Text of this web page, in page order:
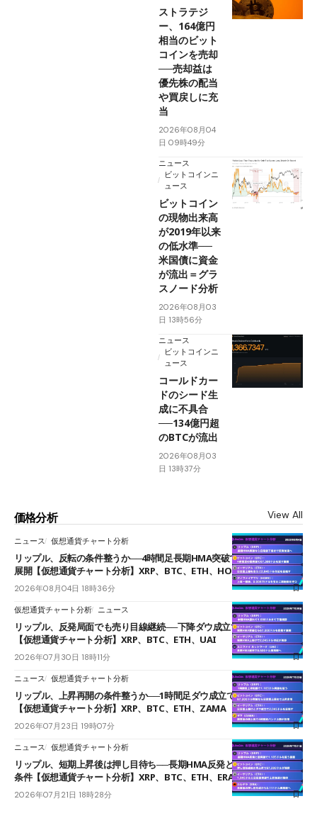
ストラテジ
ー、164億円
相当のビット
コインを売却
──売却益は
優先株の配当
や買戻しに充
当
2026年08月04
日 09時49分
ニュース
ビットコインニ
ュース
ビットコイン
の現物出来高
が2019年以来
の低水準──
米国債に資金
が流出＝グラ
スノード分析
2026年08月03
日 13時56分
ニュース
ビットコインニ
ュース
コールドカー
ドのシード生
成に不具合
──134億円超
のBTCが流出
2026年08月03
日 13時37分
価格分析 View All
ニュース 仮想通貨チャート分析
リップル、反転の条件整うか──4時間足長期HMA突破で雲下端を目指す
展開【仮想通貨チャート分析】XRP、BTC、ETH、HOME
2026年08月04日 18時36分
仮想通貨チャート分析 ニュース
リップル、反発局面でも売り目線継続──下降ダウ成立で下値追う展開
【仮想通貨チャート分析】XRP、BTC、ETH、UAI
2026年07月30日 18時11分
ニュース 仮想通貨チャート分析
リップル、上昇再開の条件整うか──1時間足ダウ成立で1.185ドルを狙う
【仮想通貨チャート分析】XRP、BTC、ETH、ZAMA
2026年07月23日 19時07分
ニュース 仮想通貨チャート分析
リップル、短期上昇後は押し目待ち──長期HMA反発と雲上抜けが買い
条件【仮想通貨チャート分析】XRP、BTC、ETH、ERA
2026年07月21日 18時28分